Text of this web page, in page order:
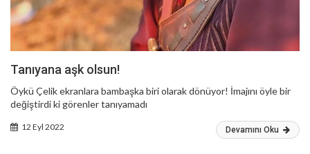
Tanıyana aşk olsun!
Öykü Çelik ekranlara bambaşka biri olarak dönüyor! İmajını öyle bir
değiştirdi ki görenler tanıyamadı
12 Eyl 2022 Devamını Oku